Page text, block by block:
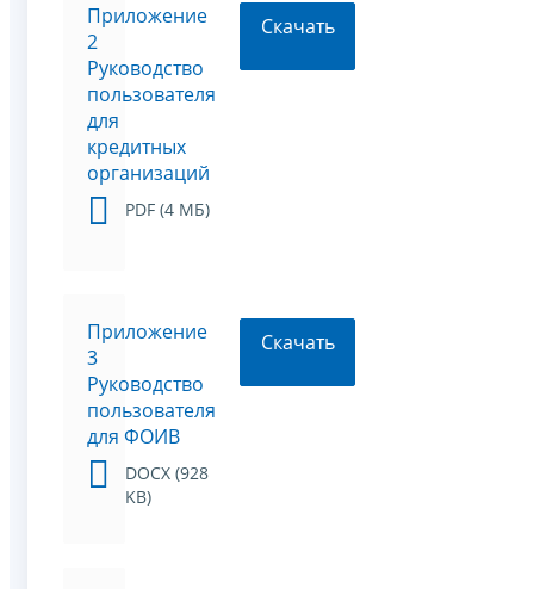
Приложение
2
Руководство
пользователя
для
кредитных
организаций
PDF (4 МБ)
Скачать
Приложение
3
Руководство
пользователя
для ФОИВ
DOCX (928
KB)
Скачать